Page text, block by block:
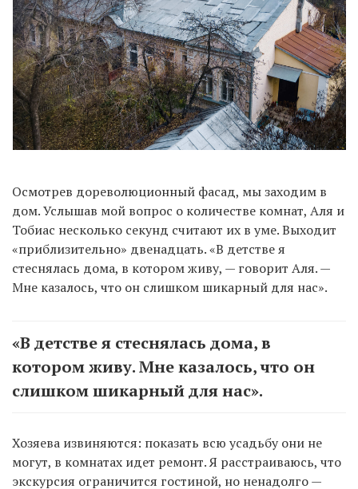
Осмотрев дореволюционный фасад, мы заходим в
дом. Услышав мой вопрос о количестве комнат, Аля и
Тобиас несколько секунд считают их в уме. Выходит
«приблизительно» двенадцать. «В детстве я
стеснялась дома, в котором живу, — говорит Аля. —
Мне казалось, что он слишком шикарный для нас».
«В детстве я стеснялась дома, в
котором живу. Мне казалось, что он
слишком шикарный для нас».
Хозяева извиняются: показать всю усадьбу они не
могут, в комнатах идет ремонт. Я расстраиваюсь, что
экскурсия ограничится гостиной, но ненадолго —